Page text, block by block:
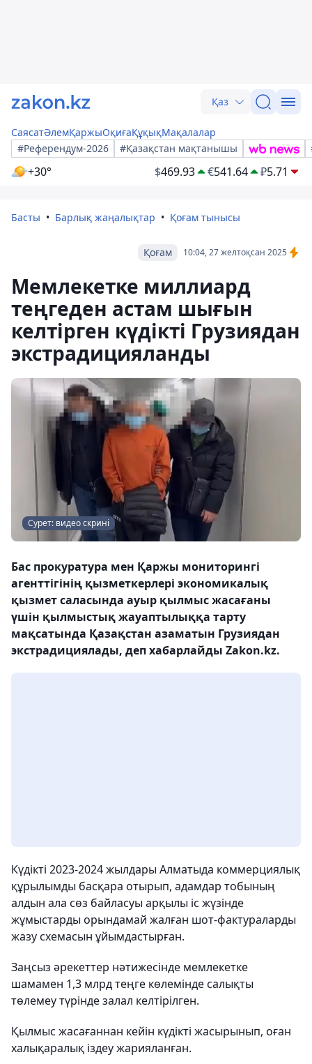
Қаз
СаясатӘлемҚаржыОқиғаҚұқықМақалалар
#Референдум-2026
#Қазақстан мақтанышы
+30° $469.93 €541.64 ₽5.71
Басты Барлық жаңалықтар Қоғам тынысы
10:04, 27 желтоқсан 2025
Қоғам
Мемлекетке миллиард
теңгеден астам шығын
келтірген күдікті Грузиядан
экстрадицияланды
Сурет: видео скрині
Бас прокуратура мен Қаржы мониторингі
агенттігінің қызметкерлері экономикалық
қызмет саласында ауыр қылмыс жасағаны
үшін қылмыстық жауаптылыққа тарту
мақсатында Қазақстан азаматын Грузиядан
экстрадициялады, деп хабарлайды Zakon.kz.
Күдікті 2023-2024 жылдары Алматыда коммерциялық
құрылымды басқара отырып, адамдар тобының
алдын ала сөз байласуы арқылы іс жүзінде
жұмыстарды орындамай жалған шот-фактураларды
жазу схемасын ұйымдастырған.
Заңсыз әрекеттер нәтижесінде мемлекетке
шамамен 1,3 млрд теңге көлемінде салықты
төлемеу түрінде залал келтірілген.
Қылмыс жасағаннан кейін күдікті жасырынып, оған
халықаралық іздеу жарияланған.